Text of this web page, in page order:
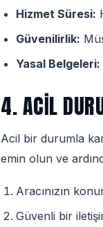
Hizmet Süresi:
Güvenilirlik:
Yasal Belgeleri:
4. ACIL
Acil bir durumla
emin olun ve
Aracınızın
Güvenli bir